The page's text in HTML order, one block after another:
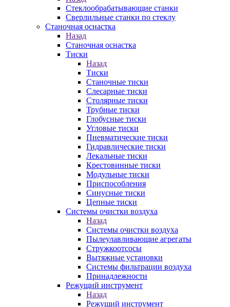
Стеклообрабатывающие станки
Сверлильные станки по стеклу
Станочная оснастка
Назад
Станочная оснастка
Тиски
Назад
Тиски
Станочные тиски
Слесарные тиски
Столярные тиски
Трубные тиски
Глобусные тиски
Угловые тиски
Пневматические тиски
Гидравлические тиски
Лекальные тиски
Крестовинные тиски
Модульные тиски
Приспособления
Синусные тиски
Цепные тиски
Системы очистки воздуха
Назад
Системы очистки воздуха
Пылеулавливающие агрегаты
Стружкоотсосы
Вытяжные установки
Системы фильтрации воздуха
Принадлежности
Режущий инструмент
Назад
Режущий инструмент